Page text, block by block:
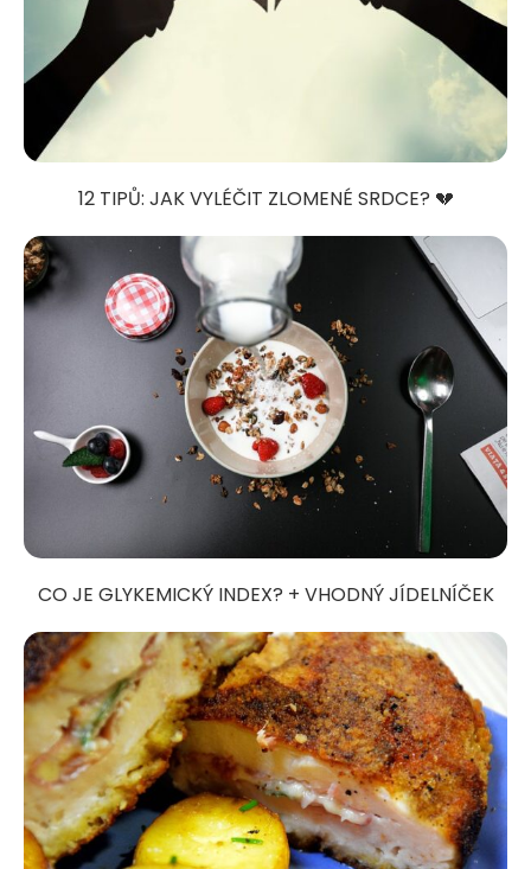
12 TIPŮ: JAK VYLÉČIT ZLOMENÉ SRDCE? 💔
CO JE GLYKEMICKÝ INDEX? + VHODNÝ JÍDELNÍČEK